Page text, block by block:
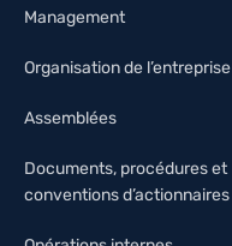
Management
Organisation de l’entreprise
Assemblées
Documents, procédures et
conventions d’actionnaires